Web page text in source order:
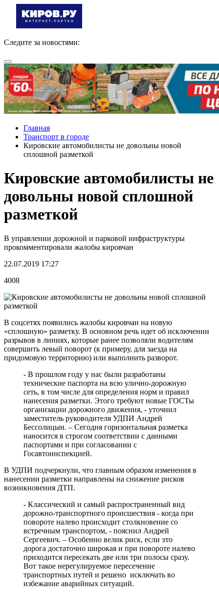
Следите за новостями:
Главная
Транспорт в городе
Кировские автомобилисты не довольны новой
сплошной разметкой
Кировские автомобилисты не
довольны новой сплошной
разметкой
В управлении дорожной и парковой инфраструктуры
прокомментировали жалобы кировчан
22.07.2019 17:27
4008
В соцсетях появились жалобы кировчан на новую
«сплошную» разметку. В основном речь идет об исключении
разрывов в линиях, которые ранее позволяли водителям
совершить левый поворот (к примеру, для заезда на
придомовую территорию) или выполнить разворот.
- В прошлом году у нас были разработаны
технические паспорта на всю улично-дорожную
сеть, в том числе для определения норм и правил
нанесения разметки. Этого требуют новые ГОСТы
организации дорожного движения, - уточнил
заместитель руководителя УДПИ Андрей
Бессолицын. – Сегодня горизонтальная разметка
наносится в строгом соответствии с данными
паспортами и при согласовании с
Госавтоинспекцией.
В УДПИ подчеркнули, что главным образом изменения в
нанесении разметки направлены на снижение рисков
возникновения ДТП.
- Классический и самый распространенный вид
дорожно-транспортного происшествия - когда при
повороте налево происходит столкновение со
встречным транспортом, - пояснил Андрей
Сергеевич. – Особенно велик риск, если это
дорога достаточно широкая и при повороте налево
приходится пересекать две или три полосы сразу.
Вот такое нерегулируемое пересечение
транспортных путей и решено исключать во
избежание аварийных ситуаций.